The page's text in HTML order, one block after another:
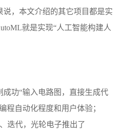
说，本文介绍的其它项目都是实
就是实现“人工智能构建人
成功“输入电路图，直接生成代
程自动化程度和用户体验；
迭代，光轮电子推出了